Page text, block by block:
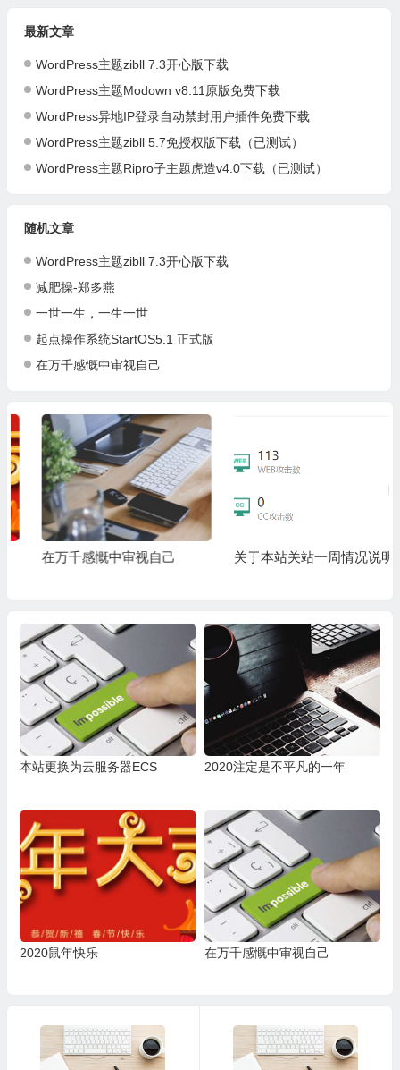
最新文章
WordPress主题zibll 7.3开心版下载
WordPress主题Modown v8.11原版免费下载
WordPress异地IP登录自动禁封用户插件免费下载
WordPress主题zibll 5.7免授权版下载（已测试）
WordPress主题Ripro子主题虎造v4.0下载（已测试）
随机文章
WordPress主题zibll 7.3开心版下载
减肥操-郑多燕
一世一生，一生一世
起点操作系统StartOS5.1 正式版
在万千感慨中审视自己
在万千感慨中审视自己 关于本站关站一周情况说明
本站更换为云服务器ECS 2020注定是不平凡的一年
2020鼠年快乐 在万千感慨中审视自己